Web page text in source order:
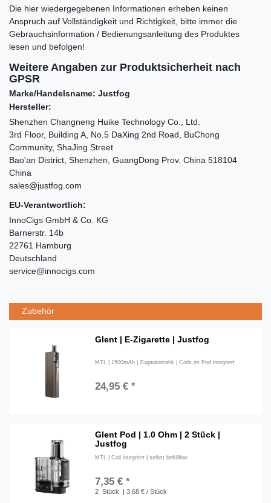
Die hier wiedergegebenen Informationen erheben keinen
Anspruch auf Vollständigkeit und Richtigkeit, bitte immer die
Gebrauchsinformation / Bedienungsanleitung des Produktes
lesen und befolgen!
Weitere Angaben zur Produktsicherheit nach
GPSR
Marke/Handelsname: Justfog
Hersteller:
Shenzhen Changneng Huike Technology Co., Ltd.
3rd Floor, Building A, No.5 DaXing 2nd Road, BuChong
Community, ShaJing Street
Bao'an District, Shenzhen, GuangDong Prov. China 518104
China
sales@justfog.com
EU-Verantwortlich:
InnoCigs GmbH & Co. KG
Barnerstr. 14b
22761 Hamburg
Deutschland
service@innocigs.com
Zubehör
Glent | E-Zigarette | Justfog
MTL | 1500mAh | Zugautomatik | Coils im Pod integriert
24,95 € *
Glent Pod | 1.0 Ohm | 2 Stück |
Justfog
MTL | Coil integriert | selbst befüllbar
7,35 € *
2 Stück | 3,68 € / Stück